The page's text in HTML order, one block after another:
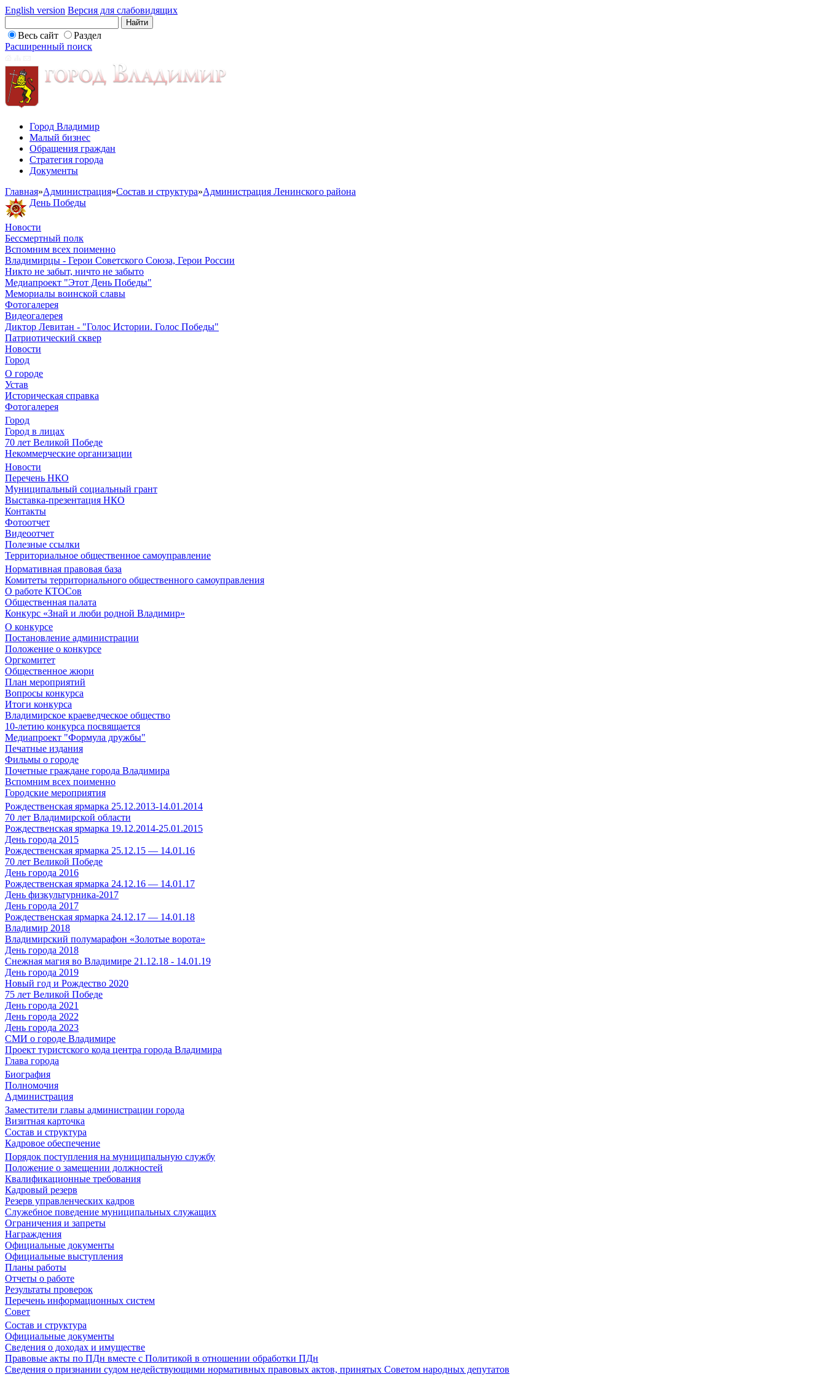
English version Версия для слабовидящих
Весь сайт
Раздел
Расширенный поиск
Город Владимир
Малый бизнес
Обращения граждан
Стратегия города
Документы
Главная»Администрация»Состав и структура»Администрация Ленинского района
День Победы
Новости
Бессмертный полк
Вспомним всех поименно
Владимирцы - Герои Советского Союза, Герои России
Никто не забыт, ничто не забыто
Медиапроект "Этот День Победы"
Мемориалы воинской славы
Фотогалерея
Видеогалерея
Диктор Левитан - "Голос Истории. Голос Победы"
Патриотический сквер
Новости
Город
О городе
Устав
Историческая справка
Фотогалерея
Город
Город в лицах
70 лет Великой Победе
Некоммерческие организации
Новости
Перечень НКО
Муниципальный социальный грант
Выставка-презентация НКО
Контакты
Фотоотчет
Видеоотчет
Полезные ссылки
Территориальное общественное самоуправление
Нормативная правовая база
Комитеты территориального общественного самоуправления
О работе КТОСов
Общественная палата
Конкурс «Знай и люби родной Владимир»
О конкурсе
Постановление администрации
Положение о конкурсе
Оргкомитет
Общественное жюри
План мероприятий
Вопросы конкурса
Итоги конкурса
Владимирское краеведческое общество
10-летию конкурса посвящается
Медиапроект "Формула дружбы"
Печатные издания
Фильмы о городе
Почетные граждане города Владимира
Вспомним всех поименно
Городские мероприятия
Рождественская ярмарка 25.12.2013-14.01.2014
70 лет Владимирской области
Рождественская ярмарка 19.12.2014-25.01.2015
День города 2015
Рождественская ярмарка 25.12.15 — 14.01.16
70 лет Великой Победе
День города 2016
Рождественская ярмарка 24.12.16 — 14.01.17
День физкультурника-2017
День города 2017
Рождественская ярмарка 24.12.17 — 14.01.18
Владимир 2018
Владимирский полумарафон «Золотые ворота»
День города 2018
Снежная магия во Владимире 21.12.18 - 14.01.19
День города 2019
Новый год и Рождество 2020
75 лет Великой Победе
День города 2021
День города 2022
День города 2023
СМИ о городе Владимире
Проект туристского кода центра города Владимира
Глава города
Биография
Полномочия
Администрация
Заместители главы администрации города
Визитная карточка
Состав и структура
Кадровое обеспечение
Порядок поступления на муниципальную службу
Положение о замещении должностей
Квалификационные требования
Кадровый резерв
Резерв управленческих кадров
Служебное поведение муниципальных служащих
Ограничения и запреты
Награждения
Официальные документы
Официальные выступления
Планы работы
Отчеты о работе
Результаты проверок
Перечень информационных систем
Совет
Состав и структура
Официальные документы
Сведения о доходах и имуществе
Правовые акты по ПДн вместе с Политикой в отношении обработки ПДн
Сведения о признании судом недействующими нормативных правовых актов, принятых Советом народных депутатов